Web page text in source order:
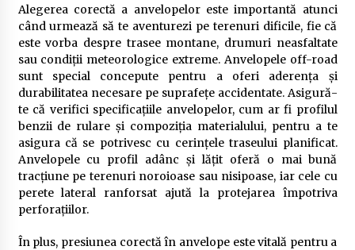
Alegerea corectă a anvelopelor este importantă atunci
când urmează să te aventurezi pe terenuri dificile, fie că
este vorba despre trasee montane, drumuri neasfaltate
sau condiții meteorologice extreme. Anvelopele off-road
sunt special concepute pentru a oferi aderența și
durabilitatea necesare pe suprafețe accidentate. Asigură-
te că verifici specificațiile anvelopelor, cum ar fi profilul
benzii de rulare și compoziția materialului, pentru a te
asigura că se potrivesc cu cerințele traseului planificat.
Anvelopele cu profil adânc și lățit oferă o mai bună
tracțiune pe terenuri noroioase sau nisipoase, iar cele cu
perete lateral ranforsat ajută la protejarea împotriva
perforațiilor.
În plus, presiunea corectă în anvelope este vitală pentru a